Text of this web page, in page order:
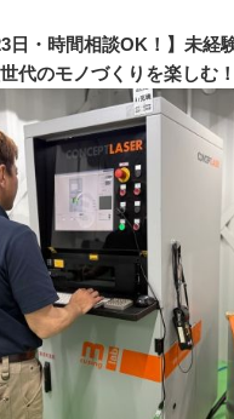
日・時間相談OK！】未経
代のモノづくりを楽しむ！